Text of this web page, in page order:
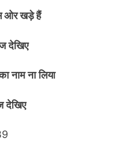
5 Days Ago
ओर खड़े हैं
देखिए
नाम ना लिया
देखिए